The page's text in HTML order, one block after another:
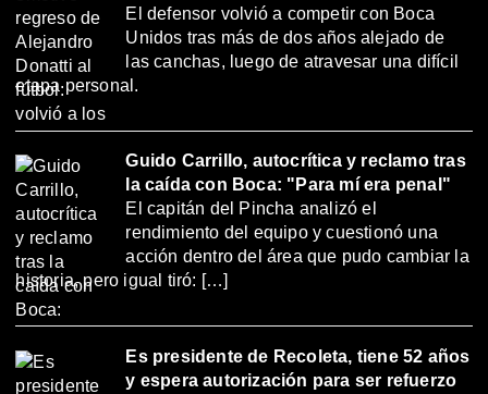
El defensor volvió a competir con Boca
Unidos tras más de dos años alejado de
las canchas, luego de atravesar una difícil
etapa personal.
Guido Carrillo, autocrítica y reclamo tras
la caída con Boca: "Para mí era penal"
El capitán del Pincha analizó el
rendimiento del equipo y cuestionó una
acción dentro del área que pudo cambiar la
historia, pero igual tiró: […]
Es presidente de Recoleta, tiene 52 años
y espera autorización para ser refuerzo